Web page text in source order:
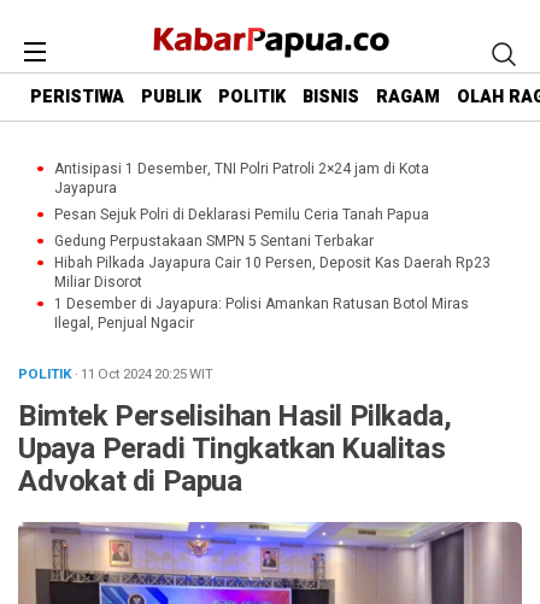
PERISTIWA PUBLIK POLITIK BISNIS RAGAM OLAH
Antisipasi 1 Desember, TNI Polri Patroli 2×24 jam di Kota
Jayapura
Pesan Sejuk Polri di Deklarasi Pemilu Ceria Tanah Papua
Gedung Perpustakaan SMPN 5 Sentani Terbakar
Hibah Pilkada Jayapura Cair 10 Persen, Deposit Kas Daerah Rp23
Miliar Disorot
1 Desember di Jayapura: Polisi Amankan Ratusan Botol Miras
Ilegal, Penjual Ngacir
POLITIK· 11 Oct 202420:25WIT
Bimtek Perselisihan Hasil Pilkada,
Upaya Peradi Tingkatkan Kualitas
Advokat di Papua